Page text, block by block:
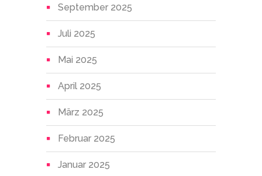
September 2025
Juli 2025
Mai 2025
April 2025
März 2025
Februar 2025
Januar 2025